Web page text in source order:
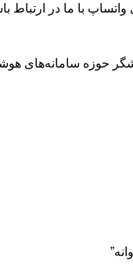
با ما در ارتباط
حوزه سامانه‌های